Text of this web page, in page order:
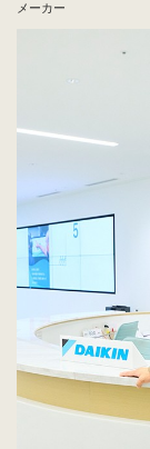
メーカー